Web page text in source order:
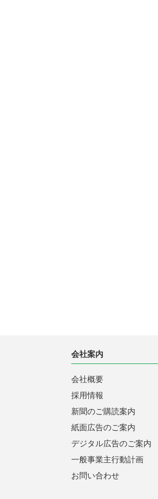
会社案内
会社概要
採用情報
新聞のご購読案内
紙面広告のご案内
デジタル広告のご案内
一般事業主行動計画
お問い合わせ